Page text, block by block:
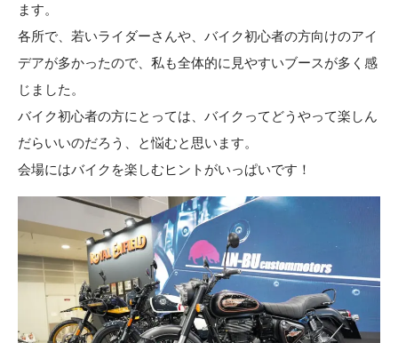
ます。
各所で、若いライダーさんや、バイク初心者の方向けのアイ
デアが多かったので、私も全体的に見やすいブースが多く感
じました。
バイク初心者の方にとっては、バイクってどうやって楽しん
だらいいのだろう、と悩むと思います。
会場にはバイクを楽しむヒントがいっぱいです！